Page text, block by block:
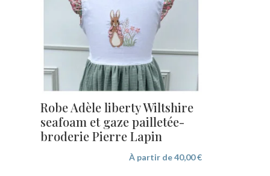
Robe Adèle liberty Wiltshire
seafoam et gaze pailletée-
broderie Pierre Lapin
À partir de40,00€